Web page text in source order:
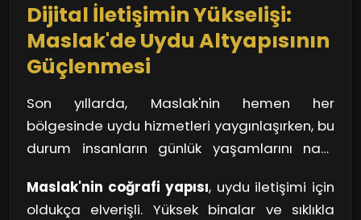
görüyor. Tüm bunlar, şehrin dinamik ve sürekli
evrilen yapısının bir parçası olarak karşımıza
çıkıyor.
Dijital İletişimin Yükselişi:
Maslak'de Uydu Altyapısının
Güçlenmesi
Son yıllarda, Maslak'nin hemen her
bölgesinde uydu hizmetleri yaygınlaşırken, bu
durum insanların günlük yaşamlarını nasıl
akrabanızla veya dostunuzla anlık olarak
görüntülü görüşme imkanı sağlamak, sanki
Maslak'nin coğrafi yapısı, uydu iletişimi için
oldukça elverişli. Yüksek binalar ve sıklıkla